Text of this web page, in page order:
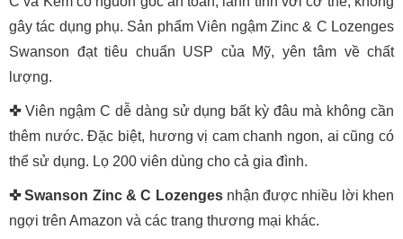
gây tác dụng phụ. Sản phẩm Viên ngậm Zinc & C Lozenges
Swanson đạt tiêu chuẩn USP của Mỹ, yên tâm về chất
lượng.
✜ Viên ngậm C dễ dàng sử dụng bất kỳ đâu mà không cần
thêm nước. Đặc biệt, hương vị cam chanh ngon, ai cũng có
thể sử dụng. Lọ 200 viên dùng cho cả gia đình.
✜Swanson Zinc & C Lozenges nhận được nhiều lời khen
ngợi trên Amazon và các trang thương mại khác.